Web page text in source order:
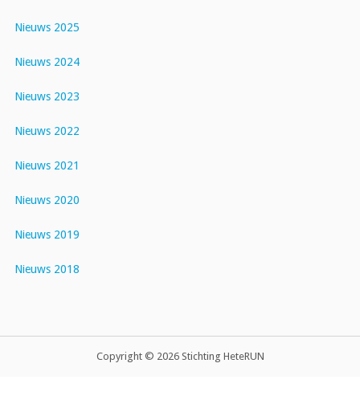
Nieuws 2025
Nieuws 2024
Nieuws 2023
Nieuws 2022
Nieuws 2021
Nieuws 2020
Nieuws 2019
Nieuws 2018
Copyright © 2026 Stichting HeteRUN